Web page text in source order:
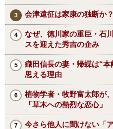
会津遠征は家康の独断か
なぜ、徳川家の重臣・石
スを迎えた秀吉の企み
織田信長の妻・帰蝶は“
思える理由
植物学者・牧野富太郎が
「草木への熱烈な恋心」
今さら他人に聞けない「